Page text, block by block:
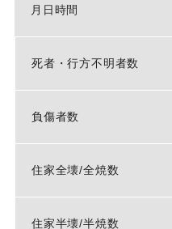
月日時間
死者・行方不明者数
負傷者数
住家全壊/全焼数
住家半壊/半焼数